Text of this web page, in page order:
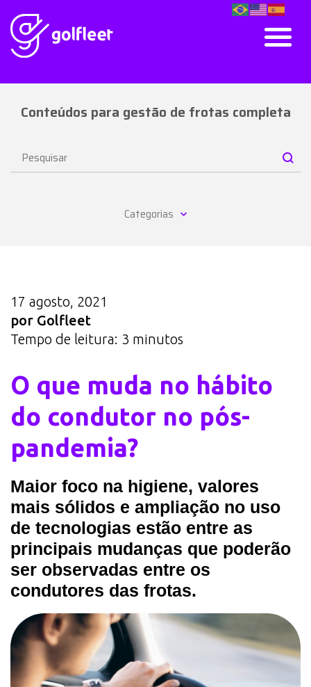
Conteúdos para gestão de frotas completa
Categorias
17 agosto, 2021
por Golfleet
Tempo de leitura: 3 minutos
O que muda no hábito
do condutor no pós-
pandemia?
Maior foco na higiene, valores
mais sólidos e ampliação no uso
de tecnologias estão entre as
principais mudanças que poderão
ser observadas entre os
condutores das frotas.